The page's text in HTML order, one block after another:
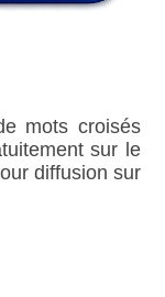
mots croisés
sur le
diffusion sur